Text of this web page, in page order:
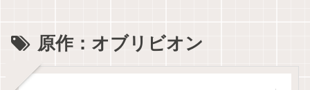
原作：オブリビオン